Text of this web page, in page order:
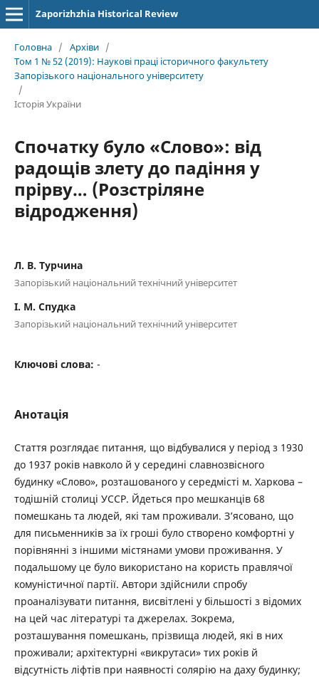
Zaporizhzhia Historical Review
Головна / Архіви /
Том 1 № 52 (2019): Наукові праці історичного факультету
Запорізького національного університету
/
Історія України
Спочатку було «Слово»: від
радощів злету до падіння у
прірву… (Розстріляне
відродження)
Л. В. Турчина
Запорізький національний технічний університет
І. М. Спудка
Запорізький національний технічний університет
Ключові слова: -
Анотація
Стаття розглядає питання, що відбувалися у період з 1930
до 1937 років навколо й у середині славнозвісного
будинку «Слово», розташованого у середмісті м. Харкова –
тодішній столиці УССР. Йдеться про мешканців 68
помешкань та людей, які там проживали. З’ясовано, що
для письменників за їх гроші було створено комфортні у
порівнянні з іншими містянами умови проживання. У
подальшому це було використано на користь правлячої
комуністичної партії. Автори здійснили спробу
проаналізувати питання, висвітлені у більшості з відомих
на цей час літературі та джерелах. Зокрема,
розташування помешкань, прізвища людей, які в них
проживали; архітектурні «викрутаси» тих років й
відсутність ліфтів при наявності солярію на даху будинку;